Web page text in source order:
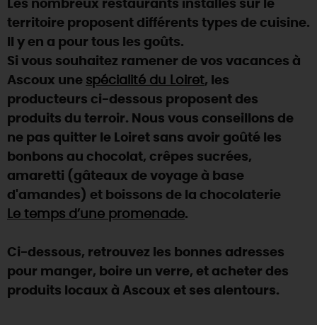
TOUTES LES ACTIVITÉS
Visitesgourmandeset créatives
Vins et vignobles
Chic, une aire de pique-nique
Par ici lesguinguettes
Que rapporter du Loiret ?
La Route des Métiers d'Art
TOUT L'ART DE VIVRE
Des vacances auprès des animaux 🐎
(re)Découvrir les coulisses de la Faïencerie de
Gien !
Expérimenterles parcours Baludik
Une saison de festivals 🎉
Rendez-vous de la nature en 2026
Des sorties en famille dans le Loiret !
Programme des animations "Loiret au fil de l'eau"
2026
AUJOURD'HUI
SE REPÉRER,SE DÉPLACER
INFOS &SERVICES
RÉSERVER MAINTENANT
Les nombreux restaurants installés sur le
territoire proposent différents types de cuisine.
Il y en a pour tous les goûts.
Si vous souhaitez ramener de vos vacances à
Ascoux une spécialité du Loiret, les
producteurs ci-dessous proposent des
produits du terroir. Nous vous conseillons de
ne pas quitter le Loiret sans avoir goûté les
bonbons au chocolat, crêpes sucrées,
amaretti (gâteaux de voyage à base
d'amandes) et boissons de la chocolaterie
Le temps d’une promenade.
Ci-dessous, retrouvez les bonnes adresses
pour manger, boire un verre, et acheter des
produits locaux à Ascoux et ses alentours.